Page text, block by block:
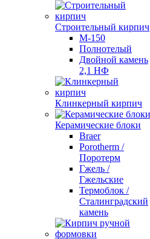
Строительный кирпич
М-150
Полнотелый
Двойной камень
2,1 НФ
Клинкерный кирпич
Керамические блоки
Braer
Porotherm /
Поротерм
Гжель /
Гжельские
Термоблок /
Сталинградский
камень